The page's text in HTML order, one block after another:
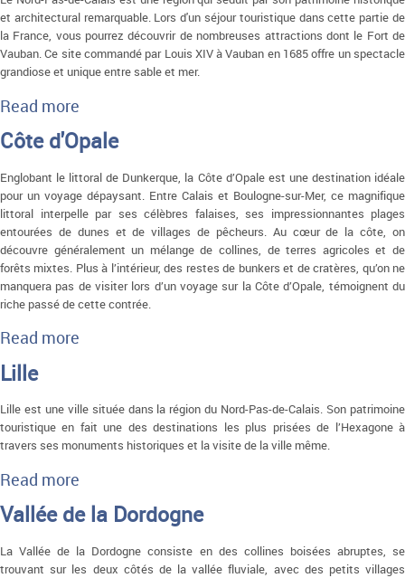
et architectural remarquable. Lors d'un séjour touristique dans cette partie de
la France, vous pourrez découvrir de nombreuses attractions dont le Fort de
Vauban. Ce site commandé par Louis XIV à Vauban en 1685 offre un spectacle
grandiose et unique entre sable et mer.
Read more
Côte d'Opale
Englobant le littoral de Dunkerque, la Côte d’Opale est une destination idéale
pour un voyage dépaysant. Entre Calais et Boulogne-sur-Mer, ce magnifique
littoral interpelle par ses célèbres falaises, ses impressionnantes plages
entourées de dunes et de villages de pêcheurs. Au cœur de la côte, on
découvre généralement un mélange de collines, de terres agricoles et de
forêts mixtes. Plus à l’intérieur, des restes de bunkers et de cratères, qu’on ne
manquera pas de visiter lors d’un voyage sur la Côte d’Opale, témoignent du
riche passé de cette contrée.
Read more
Lille
Lille est une ville située dans la région du Nord-Pas-de-Calais. Son patrimoine
touristique en fait une des destinations les plus prisées de l’Hexagone à
travers ses monuments historiques et la visite de la ville même.
Read more
Vallée de la Dordogne
La Vallée de la Dordogne consiste en des collines boisées abruptes, se
trouvant sur les deux côtés de la vallée fluviale, avec des petits villages